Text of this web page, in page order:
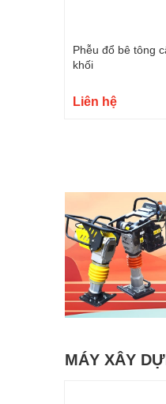
Phễu đổ bê tông
khối
Liên hệ
MÁY XÂY